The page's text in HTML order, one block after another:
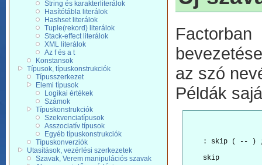
String és karakterliterálok
Hasítótábla literálok
Hashset literálok
Tuple(rekord) literálok
Stack-effect literálok
XML literálok
Az f és a t
Konstansok
Típusok, típuskonstrukciók
Típusszerkezet
Elemi típusok
Logikai értékek
Számok
Típuskonstrukciók
Szekvenciatípusok
Asszociatív típusok
Egyéb típuskonstrukciók
Típuskonverziók
Utasítások, vezérlési szerkezetek
Szavak, Verem manipulációs szavak
az szó
Példák
: skip ( -- )
skip